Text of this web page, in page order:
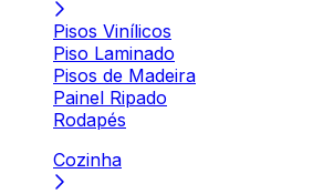
Pisos Vinílicos
Piso Laminado
Pisos de Madeira
Painel Ripado
Rodapés
Cozinha